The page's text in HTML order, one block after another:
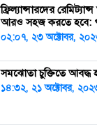
ফ্রিল্যান্সারদের
আরও সহজ করতে হবে:
০২:০৭, ২৩ অক্টোবর,
সমঝোতা চুক্তিতে আবদ্ধ
১৪:৩২, ২১ অক্টোবর,